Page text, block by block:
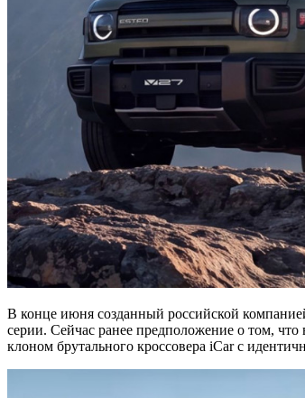
В конце июня созданный российской
серии. Сейчас ранее предположение о том,
клоном брутального кроссовера iCar с